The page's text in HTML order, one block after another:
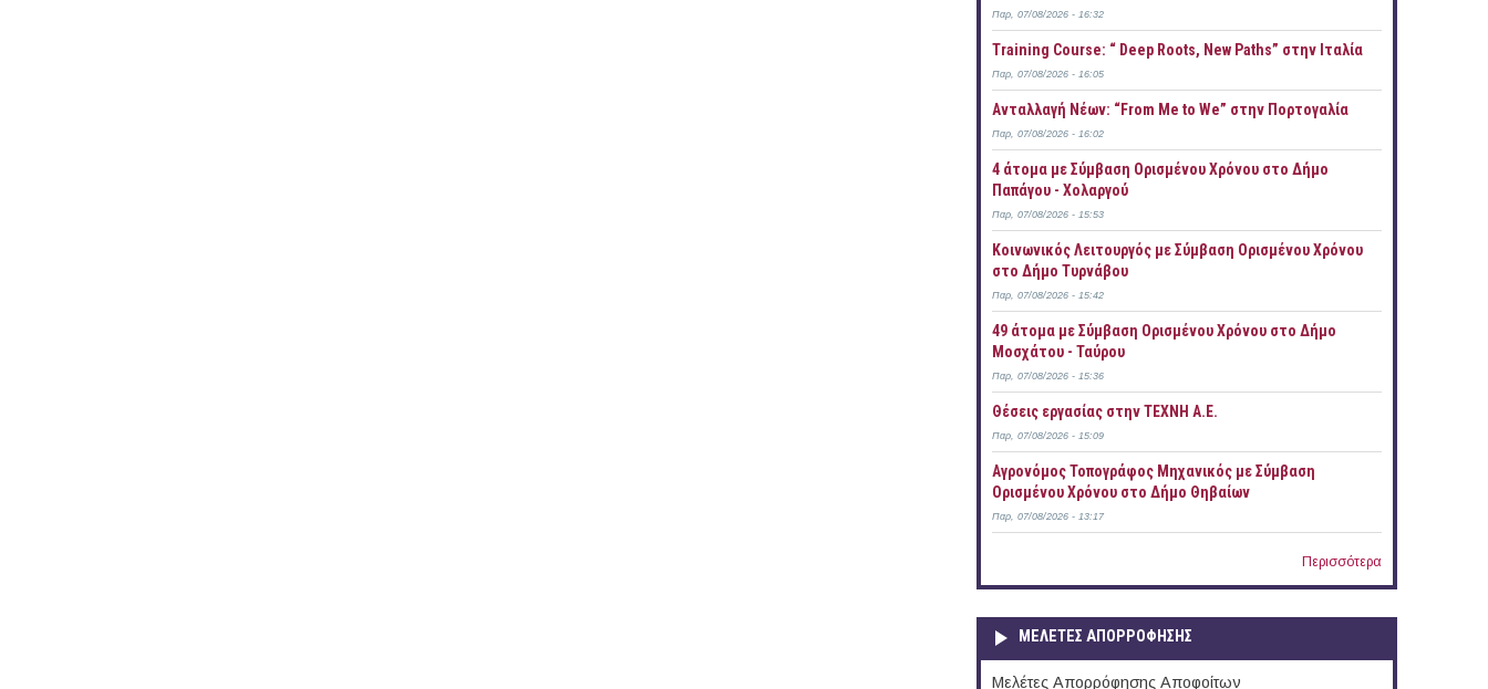
Παρ, 07/08/2026 - 16:32
Training Course: “ Deep Roots, New Paths” στην Ιταλία
Παρ, 07/08/2026 - 16:05
Ανταλλαγή Νέων: “From Me to We” στην Πορτογαλία
Παρ, 07/08/2026 - 16:02
4 άτομα με Σύμβαση Ορισμένου Χρόνου στο Δήμο
Παπάγου - Χολαργού
Παρ, 07/08/2026 - 15:53
Κοινωνικός Λειτουργός με Σύμβαση Ορισμένου Χρόνου
στο Δήμο Τυρνάβου
Παρ, 07/08/2026 - 15:42
49 άτομα με Σύμβαση Ορισμένου Χρόνου στο Δήμο
Μοσχάτου - Ταύρου
Παρ, 07/08/2026 - 15:36
Θέσεις εργασίας στην ΤΕΧΝΗ Α.Ε.
Παρ, 07/08/2026 - 15:09
Αγρονόμος Τοπογράφος Μηχανικός με Σύμβαση
Ορισμένου Χρόνου στο Δήμο Θηβαίων
Παρ, 07/08/2026 - 13:17
Περισσότερα
ΜΕΛΕΤΕΣ ΑΠΟΡΡΟΦΗΣΗΣ
Μελέτες Απορρόφησης Αποφοίτων